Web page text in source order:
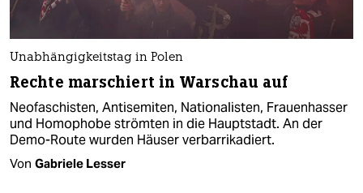
Unabhängigkeitstag in Polen
Rechte marschiert in Warschau auf
Neofaschisten, Antisemiten, Nationalisten, Frauenhasser
und Homophobe strömten in die Hauptstadt. An der
Demo-Route wurden Häuser verbarrikadiert.
Von Gabriele Lesser